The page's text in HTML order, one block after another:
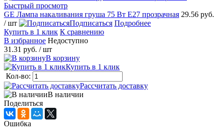
Быстрый просмотр
GE Лампа накаливания груша 75 Вт E27 прозрачная 29.56 руб.
/ шт
Подписаться Подробнее
Купить в 1 клик К сравнению
В избранное Недоступно
31.31 руб. / шт
В корзину
Купить в 1 клик
Кол-во:
Рассчитать доставку
В наличии
Поделиться
Ошибка